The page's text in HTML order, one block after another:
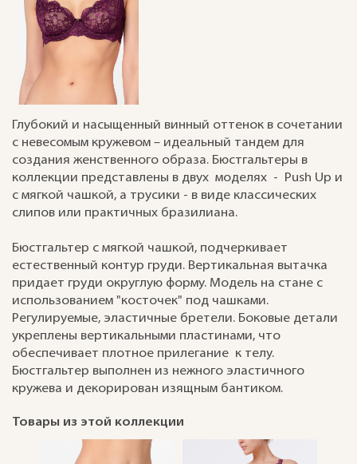
Глубокий и насыщенный винный оттенок в сочетании
с невесомым кружевом – идеальный тандем для
создания женственного образа. Бюстгальтеры в
коллекции представлены в двух моделях - Push Up и
с мягкой чашкой, а трусики - в виде классических
слипов или практичных бразилиана.
Бюстгальтер с мягкой чашкой, подчеркивает
естественный контур груди. Вертикальная вытачка
придает груди округлую форму. Модель на стане с
использованием "косточек" под чашками.
Регулируемые, эластичные бретели. Боковые детали
укреплены вертикальными пластинами, что
обеспечивает плотное прилегание к телу.
Бюстгальтер выполнен из нежного эластичного
кружева и декорирован изящным бантиком.
Товары из этой коллекции